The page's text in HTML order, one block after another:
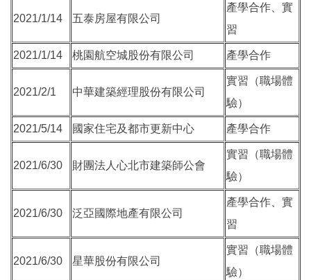
2021/1/14 五泰房屋有限公司
產學合作、實
習
2021/1/14 桃園航空城股份有限公司 產學合作
2021/2/1 中華建築經理股份有限公司
實習（職場體
驗）
2021/5/14 國家住宅及都市更新中心 產學合作
2021/6/30 財團法人心北市建築師公會
實習（職場體
驗）
2021/6/30 泛亞國際地產有限公司
產學合作、實
習
2021/6/30 星華股份有限公司
實習（職場體
驗）